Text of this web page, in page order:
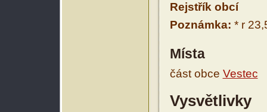
Rejstřík obcí
Poznámka: * r
Místa
část obce Vestec
Vysvětlivky